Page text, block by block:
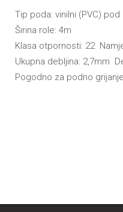
Tip poda: vinilni (PVC) pod
Širina role: 4m
Klasa otpornosti: 22
Ukupna debljina: 2,7mm
Pogodno za podno